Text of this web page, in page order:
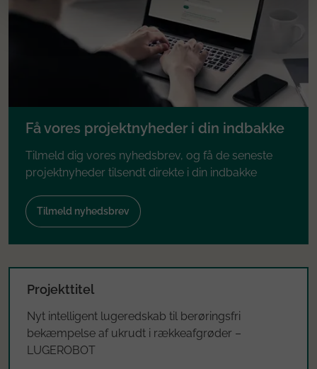
Få vores projektnyheder i din indbakke
Tilmeld dig vores nyhedsbrev, og få de seneste
projektnyheder tilsendt direkte i din indbakke
Tilmeld nyhedsbrev
Projekttitel
Nyt intelligent lugeredskab til berøringsfri
bekæmpelse af ukrudt i rækkeafgrøder –
LUGEROBOT